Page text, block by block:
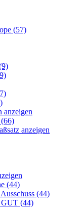
(57)
anzeigen
anzeigen
(44)
(44)
(44)